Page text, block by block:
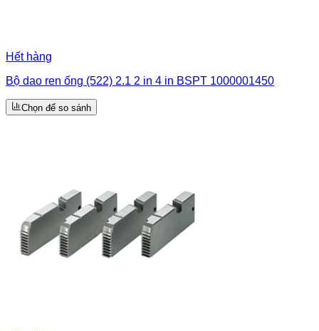
Hết hàng
Bộ dao ren ống (522) 2.1 2 in 4 in BSPT 1000001450
Chọn để so sánh